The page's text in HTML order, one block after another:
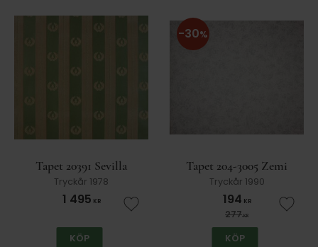
Tapet 20391 Sevilla
Tryckår 1978
1 495 KR
Lägg till i favoriter
KÖP
Tapet 204-3005 Zemi
Tryckår 1990
194 KR
277KR
30%
Lägg
KÖP